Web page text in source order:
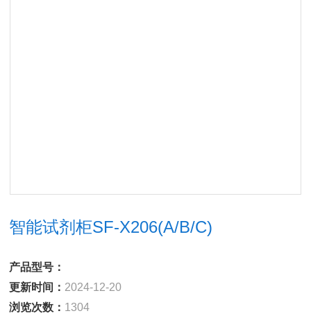
智能试剂柜SF-X206(A/B/C)
产品型号：
更新时间： 2024-12-20
浏览次数： 1304